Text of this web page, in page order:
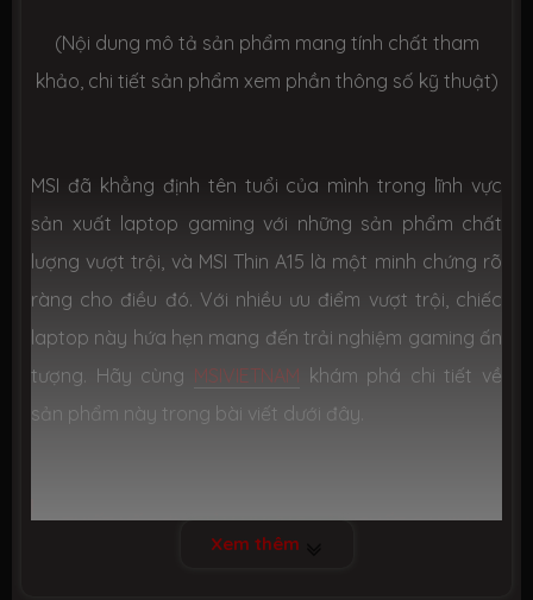
Số slot
VGA tích
hợp
AMD Radeon® Graphics
VGA
chuyên
dụng
Nvidia Geforce RTX 4050 6GB GDDR6
MÀN HÌNH HIỂN THỊ (LCD)
Kích thước 15.6-inch
giải
(Nội dung mô tả sản phẩm mang tính chất tham
khảo, chi tiết sản phẩm xem phần thông số kỹ thuật)
MSI đã khẳng định tên tuổi của mình trong lĩnh vực
sản xuất laptop gaming với những sản phẩm chất
lượng vượt trội, và MSI Thin A15 là một minh chứng rõ
ràng cho điều đó. Với nhiều ưu điểm vượt trội, chiếc
laptop này hứa hẹn mang đến trải nghiệm gaming ấn
tượng. Hãy cùng MSIVIETNAM khám phá chi tiết về
sản phẩm này trong bài viết dưới đây.
1. THIẾT KẾ ĐƠN GIẢN NHƯNG ĐẬM CHẤT GAMING
Xem thêm